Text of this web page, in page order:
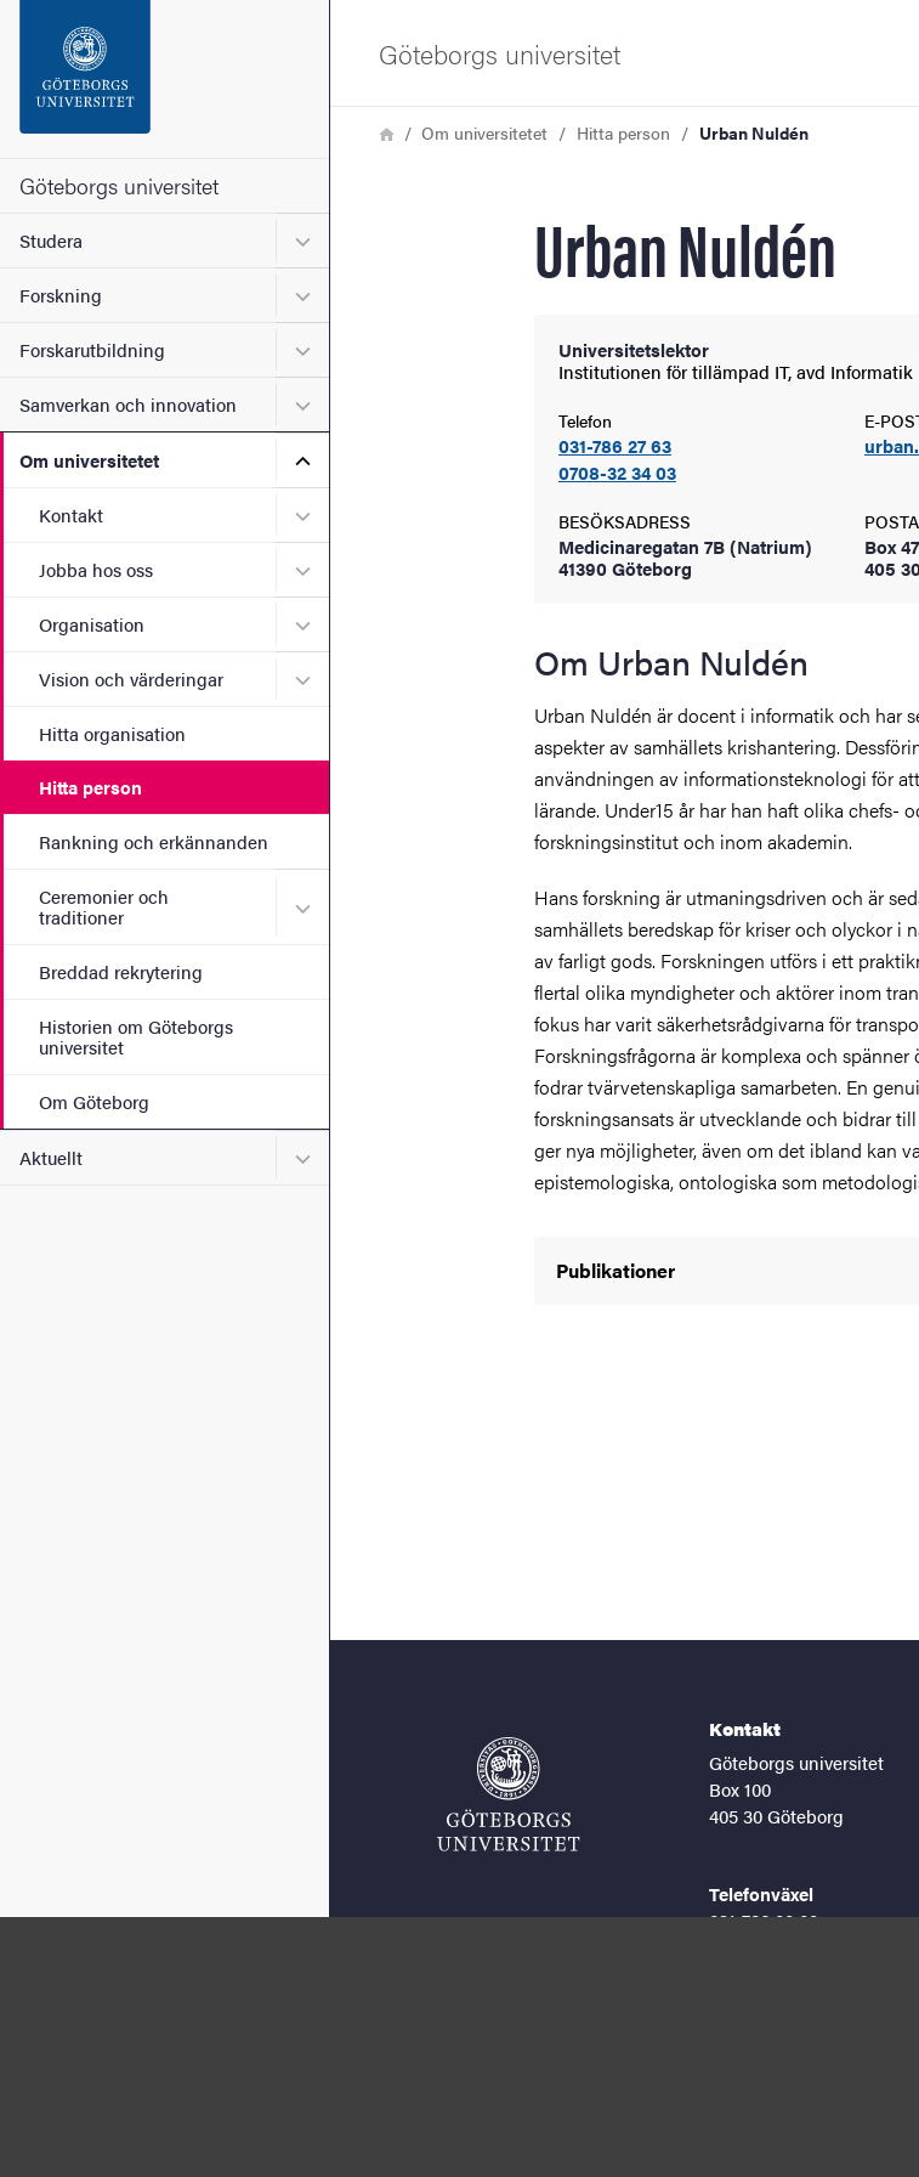
Sidfoten
Om webbplatsen
Göteborgs universitet
Studera Undermeny för Studera
Forskning Undermeny för Forskning
Forskarutbildning Undermeny för Forskarutbildning
Samverkan och innovation Undermeny för Samverkan och innovation
Om universitetet Undermeny för Om universitetet
Kontakt Undermeny för Kontakt
Jobba hos oss Undermeny för Jobba hos oss
Organisation Undermeny för Organisation
Vision och värderingar Undermeny för Vision och värderingar
Hitta organisation
Hitta person
Rankning och erkännanden
Ceremonier och
traditioner
Undermeny för Ceremonier och traditioner
Breddad rekrytering
Historien om Göteborgs
universitet
Om Göteborg
Aktuellt Undermeny för Aktuellt
Göteborgs universitet
LänkstigHemOm universitetet Hitta person Urban Nuldén
Urban Nuldén
Universitetslektor
Institutionen för tillämpad IT, avd Informatik
Telefon
031-786 27 63
0708-32 34 03
E-
BESÖKSADRESS
Medicinaregatan 7B (Natrium)
41390 Göteborg
Box
405
Om Urban Nuldén
Urban Nuldén är docent i informatik och har
aspekter av samhällets krishantering.
användningen av informationsteknologi för
lärande. Under15 år har han haft olika chefs-
forskningsinstitut och inom akademin.
Hans forskning är utmaningsdriven och är
samhällets beredskap för kriser och olyckor i
av farligt gods. Forskningen utförs i ett
flertal olika myndigheter och aktörer inom
fokus har varit säkerhetsrådgivarna för
Forskningsfrågorna är komplexa och
fodrar tvärvetenskapliga samarbeten. En
forskningsansats är utvecklande och bidrar
ger nya möjligheter, även om det ibland kan
epistemologiska, ontologiska som
Publikationer
Kontakt
Göteborgs universitet
Box 100
405 30 Göteborg
Telefonväxel
031-786 00 00